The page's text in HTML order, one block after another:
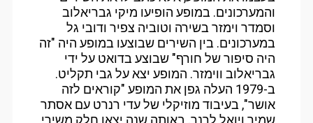
והמערכונים. במופע הופיעו מיקי גבריאלוב
וסמדר וימזר בשירה וטוביה צפיר ודובי גל
במערכונים. בין השירים שבוצעו במופע היה "זה
היה סיפור של חורף" שבוצע בדואט על ידי
גבריאלוב ווימזר. המופע יצא על גבי תקליט.
ב-1979 העלה גפן את המופע "קוראים לזה
אושר", בעיבוד מוזיקלי של עדי רנרט עם אסתר
שמיר ויואל לרנר. באותה שנה יצאו חלק משירי